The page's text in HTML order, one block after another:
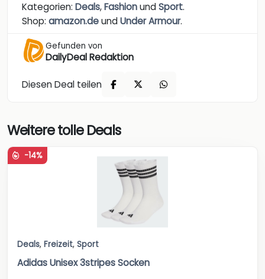
Kategorien: Deals,FashionundSport.
Shop: amazon.deundUnder Armour.
Gefunden von
DailyDeal Redaktion
Diesen Deal teilen
Weitere tolle Deals
-14%
Deals, Freizeit, Sport
Adidas Unisex 3stripes Socken